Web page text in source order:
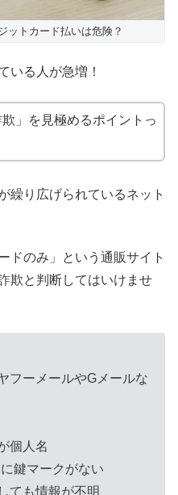
ットカード払いは危険？
いる人が急増！
」を見極めるポイントっ
繰り広げられているネット
ドのみ」という通販サイト
欺と判断してはいけませ
フーメールやGメールな
個人名
鍵マークがない
ても情報が不明